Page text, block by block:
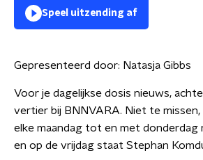
Speel uitzending af
Gepresenteerd door: Natasja Gibbs
Voor je dagelijkse dosis nieuws,
vertier bij BNNVARA. Niet te missen,
elke maandag tot en met donderdag
en op de vrijdag staat Stephan